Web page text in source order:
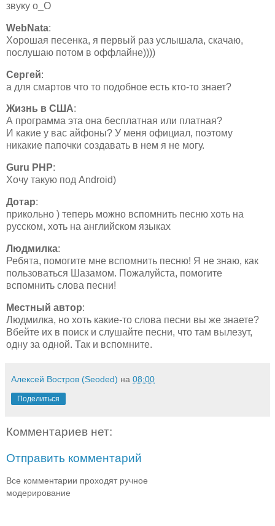
звуку о_О
WebNata:
Хорошая песенка, я первый раз услышала, скачаю,
послушаю потом в оффлайне))))
Сергей:
а для смартов что то подобное есть кто-то знает?
Жизнь в США:
А программа эта она бесплатная или платная?
И какие у вас айфоны? У меня официал, поэтому
никакие папочки создавать в нем я не могу.
Guru PHP:
Хочу такую под Android)
Дотар:
прикольно ) теперь можно вспомнить песню хоть на
русском, хоть на английском языках
Людмилка:
Ребята, помогите мне вспомнить песню! Я не знаю, как
пользоваться Шазамом. Пожалуйста, помогите
вспомнить слова песни!
Местный автор:
Людмилка, но хоть какие-то слова песни вы же знаете?
Вбейте их в поиск и слушайте песни, что там вылезут,
одну за одной. Так и вспомните.
Алексей Востров (Seoded) на 08:00
Поделиться
Комментариев нет:
Отправить комментарий
Все комментарии проходят ручное
модерирование